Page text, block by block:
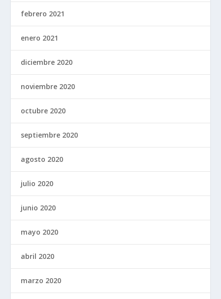
febrero 2021
enero 2021
diciembre 2020
noviembre 2020
octubre 2020
septiembre 2020
agosto 2020
julio 2020
junio 2020
mayo 2020
abril 2020
marzo 2020